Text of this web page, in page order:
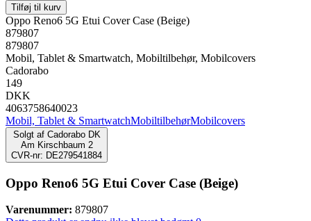
Tilføj til kurv
Oppo Reno6 5G Etui Cover Case (Beige)
879807
879807
Mobil, Tablet & Smartwatch, Mobiltilbehør, Mobilcovers
Cadorabo
149
DKK
4063758640023
Mobil, Tablet & SmartwatchMobiltilbehørMobilcovers
Solgt af Cadorabo DK
Am Kirschbaum 2
CVR-nr: DE279541884
Oppo Reno6 5G Etui Cover Case (Beige)
Varenummer: 879807